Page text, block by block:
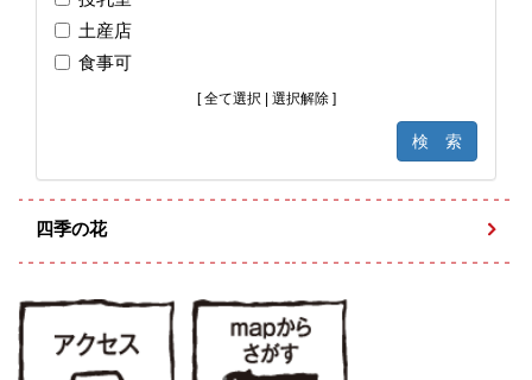
土産店
食事可
[全て選択 選択解除]
四季の花